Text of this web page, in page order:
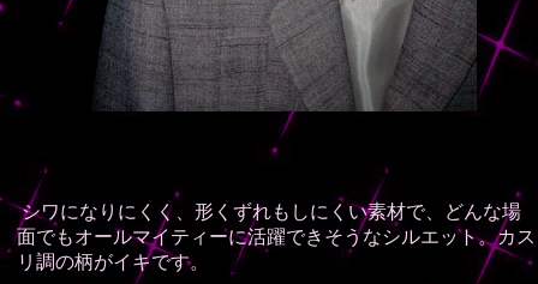
シワになりにくく、形くずれもしにくい素材で、
どんな場
面でもオールマイティーに活躍できそうなシルエット。カス
リ調の柄がイキです。